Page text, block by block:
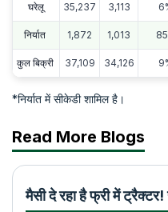
घरेलू 35,237 3,113
निर्यात 1,872 1,013
कुल बिक्री 37,109 34,126
*निर्यात में सीकेडी शामिल है।
Read More Blogs
मैसी दे रहा है फ्री में